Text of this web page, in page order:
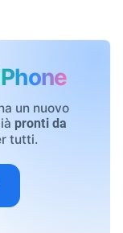
un nuovo
pronti da
tutti.